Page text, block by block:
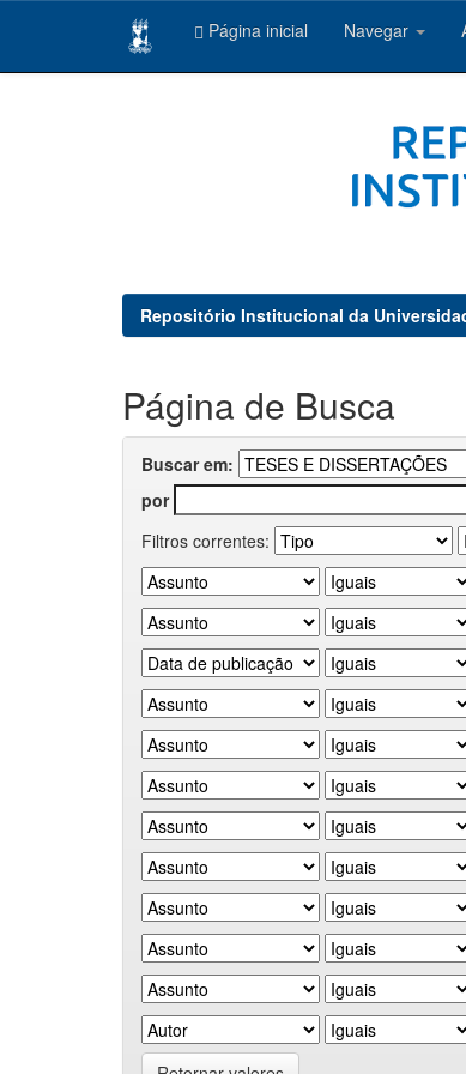
Página inicial Navegar
Repositório Institucional da
Página de Busca
Buscar em:
por
Filtros correntes: